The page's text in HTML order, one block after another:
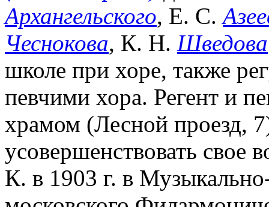
Архангельского, Е. С.
Чеснокова, К. Н. Шведова
школе при хоре, также
певчими хора. Регент и
храмом (Лесной проезд,
усовершенствовать свое
К. в 1903 г. в